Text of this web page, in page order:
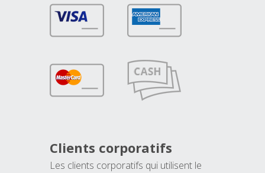
Clients corporatifs
Les clients corporatifs qui utilisent le